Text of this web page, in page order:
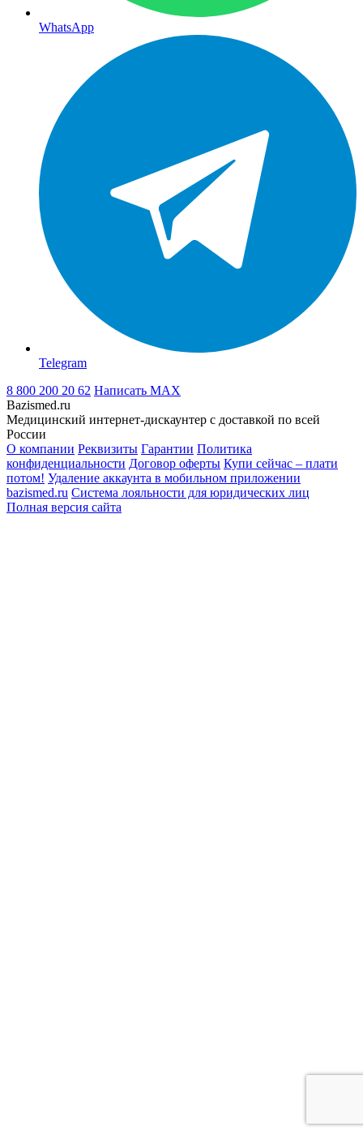
WhatsApp
Telegram
8 800 200 20 62 Написать MAX
Bazismed.ru
Медицинский интернет-дискаунтер с доставкой по всей
России
О компании Реквизиты Гарантии Политика
конфиденциальности Договор оферты Купи сейчас – плати
потом! Удаление аккаунта в мобильном приложении
bazismed.ru Система лояльности для юридических лиц
Полная версия сайта